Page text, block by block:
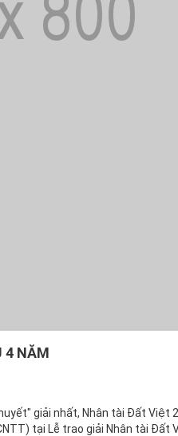
4 NĂM
giải nhất, Nhân tài Đất Việt
tại Lễ trao giải Nhân tài Đất